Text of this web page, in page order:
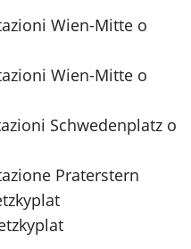
Wien-Mitte o
Wien-Mitte o
Schwedenplatz o
Praterstern